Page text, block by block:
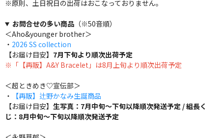
※原則、土日祝日の出荷はおこなっておりません。
お問合せの多い商品（※50音順）
＜Aho&younger brother＞
・ 2026 SS collection
【お届け目安】 7月下旬より順次出荷予定
※「【再販】A&Y Bracelet」は8月上旬より順次出荷予定
＜超ときめき♡宣伝部＞
・
【再販】辻野かなみ生誕商品
【お届け目安】 生写真：7月中旬～下旬以降順次発送予定 / 組長く
じ：8月中旬～下旬以降順次発送予定